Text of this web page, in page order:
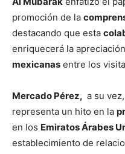
promoción de la
destacando que esta
enriquecerá la
mexicanas entre los
Mercado Pérez, a su
representa un hito en la
en los Emiratos Árabes
establecimiento de